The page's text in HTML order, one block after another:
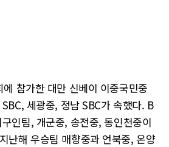
참가한 대만 신베이 이중국민중
세광중, 정남 SBC가 속했다. B
인팀, 개군중, 송전중, 동인천중이
난해 우승팀 매향중과 언북중, 온양